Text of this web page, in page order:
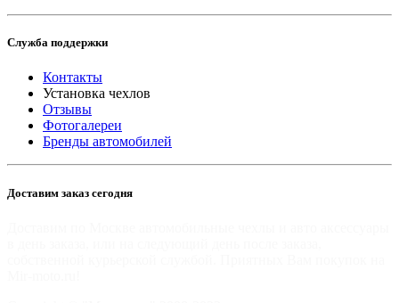
Служба поддержки
Контакты
Установка чехлов
Отзывы
Фотогалереи
Бренды автомобилей
Доставим заказ сегодня